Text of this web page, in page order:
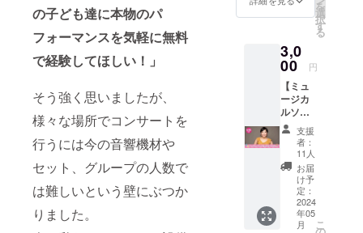
の子ども達に本物のパ
フォーマンスを気軽に無料
で経験してほしい！」
そう強く思いましたが、
様々な場所でコンサートを
行うには今の音響機材や
セット、グループの人数で
は難しいという壁にぶつか
りました。
す。
のこと
はよく
知らな
いけど
子ども
たちの
ために
活動し
ている
ママた
ちを応
援して
くださ
る方！
を
選
択
す
る
3,0
00 円
【ミュ
ージカ
ルソン
グを英
語で
歌って
踊ろ
う】 元
劇団四
季俳
優 撫
佐仁美
支援
者：
11人
お届
け予
定：
2024
年05
月
こ